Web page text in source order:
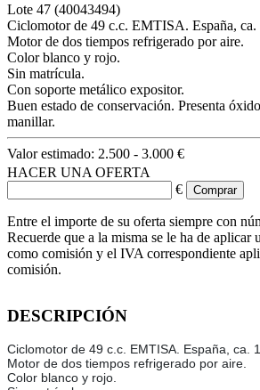
Lote 47 (40043494)
Ciclomotor de 49 c.c. EMTISA. España, ca.
Motor de dos tiempos refrigerado por aire.
Color blanco y rojo.
Sin matrícula.
Con soporte metálico expositor.
Buen estado de conservación. Presenta
manillar.
Valor estimado: 2.500 - 3.000 €
HACER UNA OFERTA
€
Entre el importe de su oferta siempre con
Recuerde que a la misma se le ha de aplicar
como comisión y el IVA correspondiente
comisión.
DESCRIPCIÓN
Ciclomotor de 49 c.c. EMTISA. España, ca.
Motor de dos tiempos refrigerado por aire.
Color blanco y rojo.